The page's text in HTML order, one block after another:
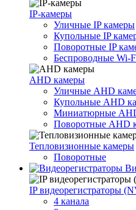
IP-камеры
Уличные IP камеры
Купольные IP
Поворотные IP
Беспроводные Wi-
AHD камеры
Уличные AHD
Купольные AHD
Миниатюрные
Поворотные AHD
Тепловизионные камеры
Поворотные
IP видеорегистраторы
4 канала